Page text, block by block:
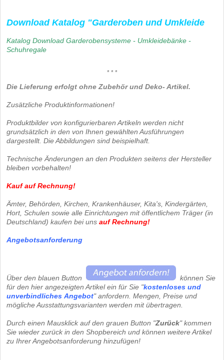
Download Katalog "Garderoben und Umkleide
Katalog Download Garderobensysteme - Umkleidebänke -
Schuhregale
* * *
Die Lieferung erfolgt ohne Zubehör und Deko- Artikel.
Zusätzliche Produktinformationen!
Produktbilder von konfigurierbaren Artikeln werden nicht
grundsätzlich in den von Ihnen gewählten Ausführungen
dargestellt. Die Abbildungen sind beispielhaft.
Technische Änderungen an den Produkten seitens der Hersteller
bleiben vorbehalten!
Kauf auf Rechnung!
Ämter, Behörden, Kirchen, Krankenhäuser, Kita's, Kindergärten,
Hort, Schulen sowie alle Einrichtungen mit öffentlichem Träger (in
Deutschland) kaufen bei uns auf Rechnung!
Angebotsanforderung
Über den blauen Button
können Sie
für den hier angezeigten Artikel ein für Sie "kostenloses und
unverbindliches Angebot" anfordern. Mengen, Preise und
mögliche Ausstattungsvarianten werden mit übertragen.
Durch einen Mausklick auf den grauen Button "Zurück" kommen
Sie wieder zurück in den Shopbereich und können weitere Artikel
zu Ihrer Angebotsanforderung hinzufügen!